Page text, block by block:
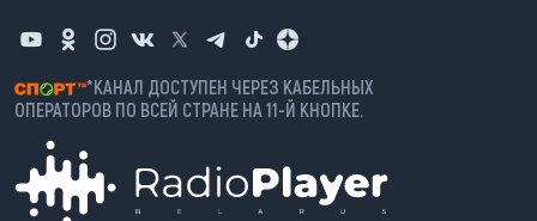
*КАНАЛ ДОСТУПЕН ЧЕРЕЗ КАБЕЛЬНЫХ
ОПЕРАТОРОВ ПО ВСЕЙ СТРАНЕ НА 11-Й КНОПКЕ.